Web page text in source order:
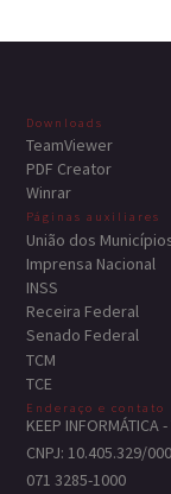
Downloads
TeamViewer
PDF Creator
Winrar
Páginas auxiliares
União dos
Imprensa Nacional
INSS
Receira Federal
Senado Federal
TCM
TCE
Enderaço e contato
KEEP INFORMÁTICA
CNPJ: 10.405.329/
071 3285-1000